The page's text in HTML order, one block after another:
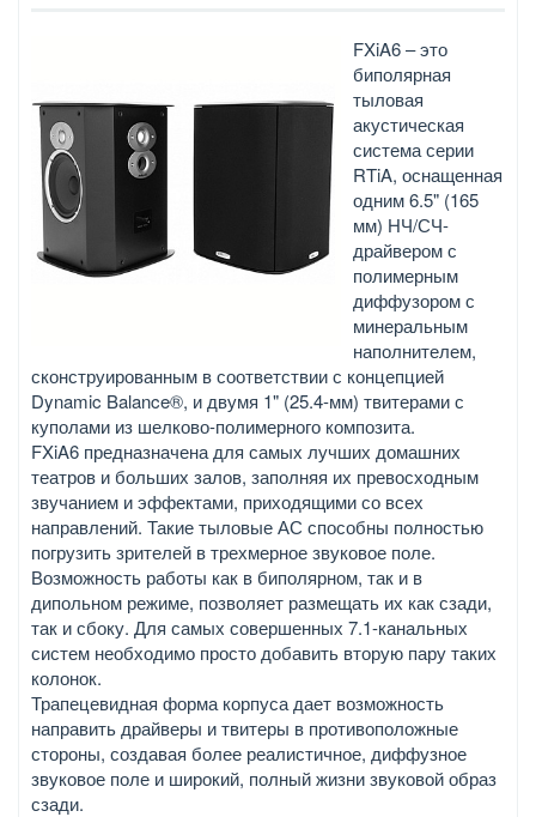
FXiA6 – это
биполярная
тыловая
акустическая
система серии
RTiA, оснащенная
одним 6.5" (165
мм) НЧ/СЧ-
драйвером с
полимерным
диффузором с
минеральным
наполнителем,
сконструированным в соответствии с концепцией
Dynamic Balance®, и двумя 1" (25.4-мм) твитерами с
куполами из шелково-полимерного композита.
FXiA6 предназначена для самых лучших домашних
театров и больших залов, заполняя их превосходным
звучанием и эффектами, приходящими со всех
направлений. Такие тыловые АС способны полностью
погрузить зрителей в трехмерное звуковое поле.
Возможность работы как в биполярном, так и в
дипольном режиме, позволяет размещать их как сзади,
так и сбоку. Для самых совершенных 7.1-канальных
систем необходимо просто добавить вторую пару таких
колонок.
Трапецевидная форма корпуса дает возможность
направить драйверы и твитеры в противоположные
стороны, создавая более реалистичное, диффузное
звуковое поле и широкий, полный жизни звуковой образ
сзади.